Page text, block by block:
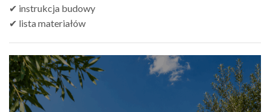
✔ instrukcja budowy
✔ lista materiałów